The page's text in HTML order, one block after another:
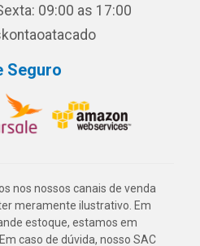
09:00 as 17:00
Seguro
nos nossos canais de venda
meramente ilustrativo. Em
estoque, estamos em
caso de dúvida, nosso SAC